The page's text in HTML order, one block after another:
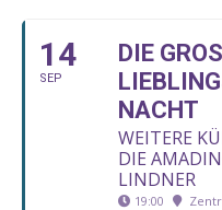
14
SEP
DIE
ACHT
WEITERE
DIE
LINDNER
19:00